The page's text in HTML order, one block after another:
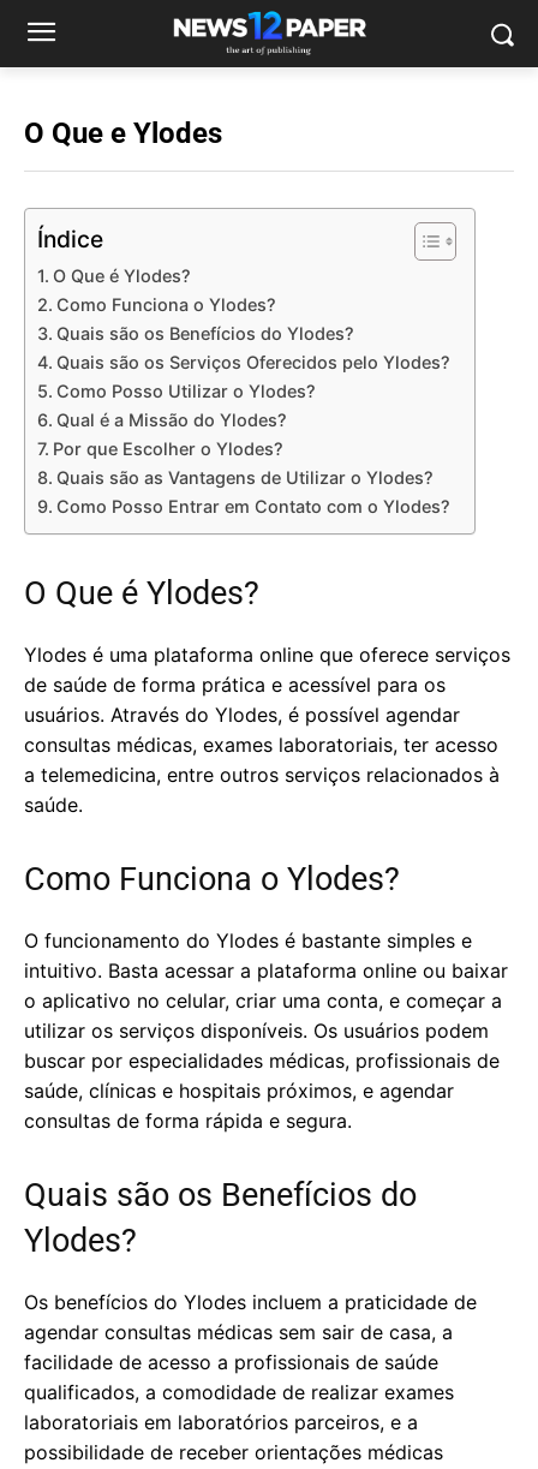
O Que e Ylodes
Índice
O Que é Ylodes?
Como Funciona o Ylodes?
Quais são os Benefícios do Ylodes?
Quais são os Serviços Oferecidos pelo Ylodes?
Como Posso Utilizar o Ylodes?
Qual é a Missão do Ylodes?
Por que Escolher o Ylodes?
Quais são as Vantagens de Utilizar o Ylodes?
Como Posso Entrar em Contato com o Ylodes?
O Que é Ylodes?
Ylodes é uma plataforma online que oferece serviços
de saúde de forma prática e acessível para os
usuários. Através do Ylodes, é possível agendar
consultas médicas, exames laboratoriais, ter acesso
a telemedicina, entre outros serviços relacionados à
saúde.
Como Funciona o Ylodes?
O funcionamento do Ylodes é bastante simples e
intuitivo. Basta acessar a plataforma online ou baixar
o aplicativo no celular, criar uma conta, e começar a
utilizar os serviços disponíveis. Os usuários podem
buscar por especialidades médicas, profissionais de
saúde, clínicas e hospitais próximos, e agendar
consultas de forma rápida e segura.
Quais são os Benefícios do
Ylodes?
Os benefícios do Ylodes incluem a praticidade de
agendar consultas médicas sem sair de casa, a
facilidade de acesso a profissionais de saúde
qualificados, a comodidade de realizar exames
laboratoriais em laboratórios parceiros, e a
possibilidade de receber orientações médicas